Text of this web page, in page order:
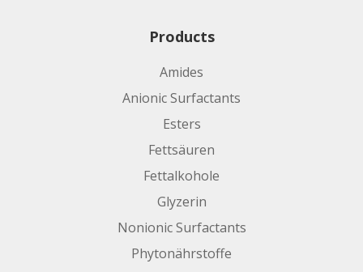
Products
Amides
Anionic Surfactants
Esters
Fettsäuren
Fettalkohole
Glyzerin
Nonionic Surfactants
Phytonährstoffe